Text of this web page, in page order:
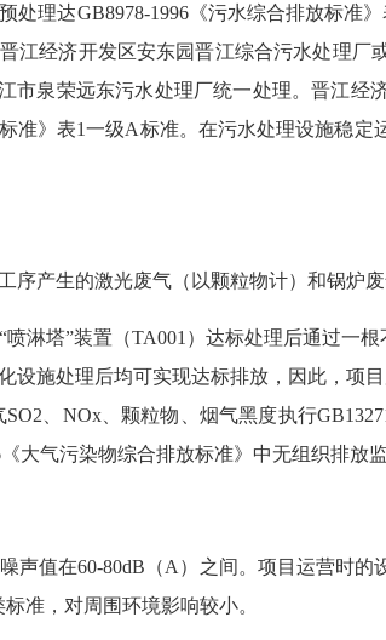
处理达GB8978-1996《污水综合排放标准
江经济开发区安东园晋江综合污水处理
市泉荣远东污水处理厂统一处理。晋江经
准》表1一级A标准。在污水处理设施稳
产生的激光废气（以颗粒物计）和锅炉废
喷淋塔”装置（TA001）达标处理后通过一
设施处理后均可实现达标排放，因此，项
、NOx、颗粒物、烟气黑度执行
大气污染物综合排放标准》中无组织排放
声值在60-80dB（A）之间。项目运营时的
准，对周围环境影响较小。